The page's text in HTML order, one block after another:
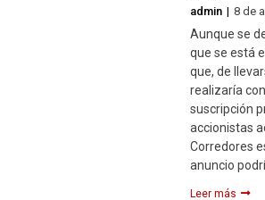
admin 8 de
Aunque se
que se está
que, de
realizaría
suscripción
accionistas
Corredores
anuncio
Leer más